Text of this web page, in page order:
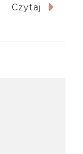
Czytaj